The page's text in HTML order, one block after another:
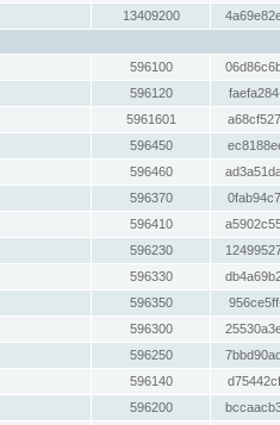
13409200
596100
596120
5961601
596450
596460
596370
596410
596230
596330
596350
596300
596250
596140
596200